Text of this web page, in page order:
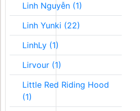
Linh Nguyễn (1)
Linh Yunki (22)
LinhLy (1)
Lirvour (1)
Little Red Riding Hood
(1)